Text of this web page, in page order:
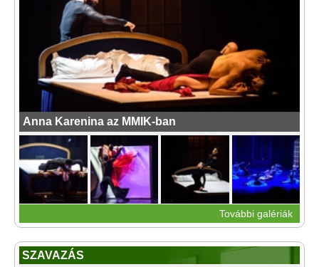
Anna Karenina az MMIK-ban
További galériák
SZAVAZÁS